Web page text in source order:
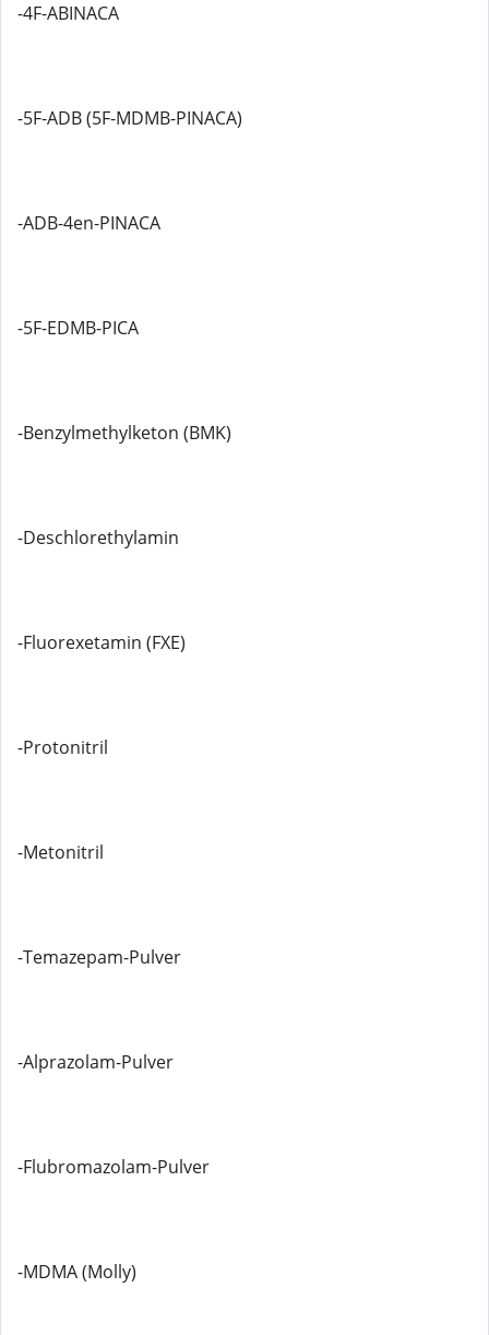
-4F-ABINACA
-5F-ADB (5F-MDMB-PINACA)
-ADB-4en-PINACA
-5F-EDMB-PICA
-Benzylmethylketon (BMK)
-Deschlorethylamin
-Fluorexetamin (FXE)
-Protonitril
-Metonitril
-Temazepam-Pulver
-Alprazolam-Pulver
-Flubromazolam-Pulver
-MDMA (Molly)